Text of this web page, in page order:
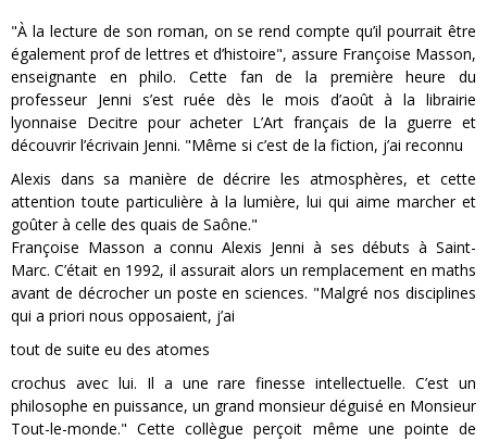
"À la lecture de son roman, on se rend compte qu’il pourrait être
également prof de lettres et d’histoire", assure Françoise Masson,
enseignante en philo. Cette fan de la première heure du
professeur Jenni s’est ruée dès le mois d’août à la librairie
lyonnaise Decitre pour acheter L’Art français de la guerre et
découvrir l’écrivain Jenni. "Même si c’est de la fiction, j’ai reconnu
Alexis dans sa manière de décrire les atmosphères, et cette
attention toute particulière à la lumière, lui qui aime marcher et
goûter à celle des quais de Saône."
Françoise Masson a connu Alexis Jenni à ses débuts à Saint-
Marc. C’était en 1992, il assurait alors un remplacement en maths
avant de décrocher un poste en sciences. "Malgré nos disciplines
qui a priori nous opposaient, j’ai
tout de suite eu des atomes
crochus avec lui. Il a une rare finesse intellectuelle. C’est un
philosophe en puissance, un grand monsieur déguisé en Monsieur
Tout-le-monde." Cette collègue perçoit même une pointe de